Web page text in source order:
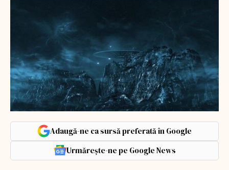
Adaugă-ne ca sursă preferată în Google
Urmărește-ne pe Google News